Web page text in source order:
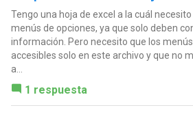
Tengo una hoja de excel a la cuál
menús de opciones, ya que solo deben
información. Pero necesito que los
accesibles solo en este archivo y que no
a...
1 respuesta